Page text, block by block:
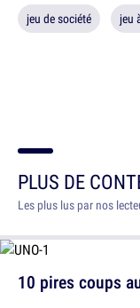
jeu de société jeu
PLUS DE
Les plus lus par nos
10 pires coups